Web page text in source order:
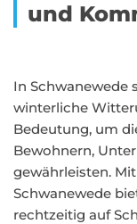
und
In Schwanewede
winterliche
Bedeutung, um
Bewohnern,
gewährleisten.
Schwanewede
rechtzeitig auf